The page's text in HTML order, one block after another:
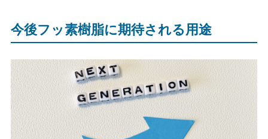
今後フッ素樹脂に期待される用途